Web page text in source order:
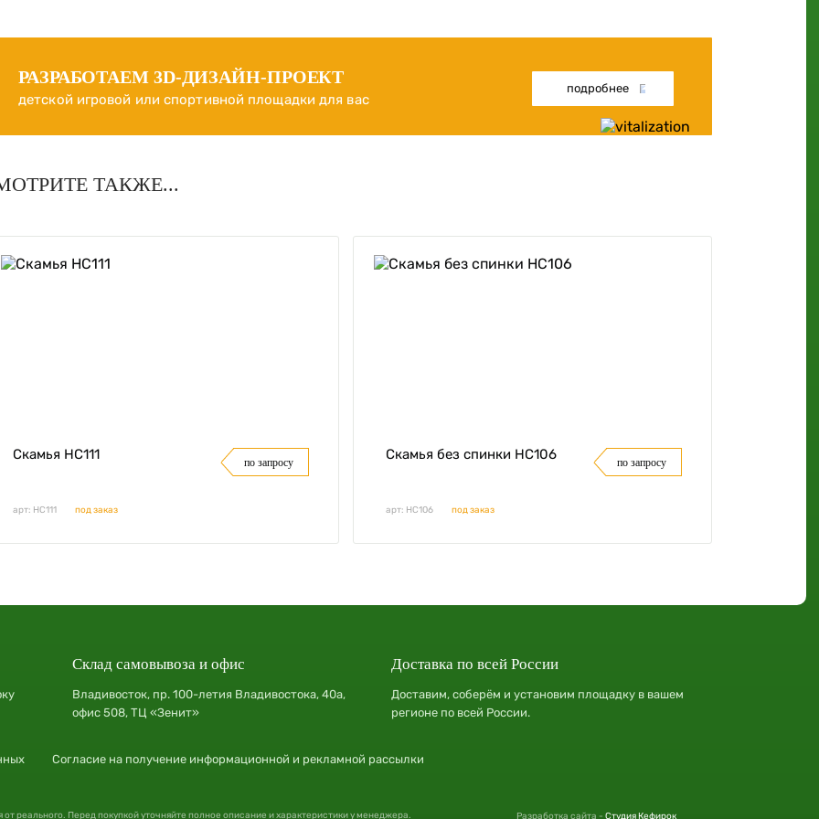
РАЗРАБОТАЕМ 3D-ДИЗАЙН-ПРОЕКТ
детской игровой или спортивной площадки для вас
подробнее
ТАКЖЕ...
Скамья НС111 по запросу
арт: НС111 под заказ
Скамья без спинки НС106 по запросу
арт: НС106 под заказ
Склад самовывоза и офис
Владивосток, пр. 100-летия Владивостока, 40а,
офис 508, ТЦ «Зенит»
Доставка по всей России
Доставим, соберём и установим площадку в вашем
регионе по всей России.
Согласие на получение информационной и рекламной рассылки
реального. Перед покупкой уточняйте полное описание и характеристики у менеджера. Разработка сайта - Студия Кефирок